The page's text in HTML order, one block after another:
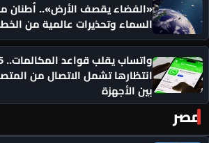
«الفضاء يقصف الأرض».. أطنان
السماء وتحذيرات عالمية من
انتظارها تشمل الاتصال من
بين الأجهزة
مصر